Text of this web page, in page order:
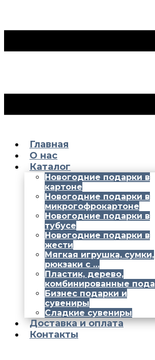
Главная
О нас
Каталог
Новогодние подарки в
картоне
Новогодние подарки в
микрогофрокартоне
Новогодние подарки в
тубусе
Новогодние подарки в
жести
Мягкая игрушка, сумки,
рюкзаки с …
Пластик, дерево,
комбинированные
Бизнес подарки и
сувениры
Сладкие сувениры
Доставка и оплата
Контакты